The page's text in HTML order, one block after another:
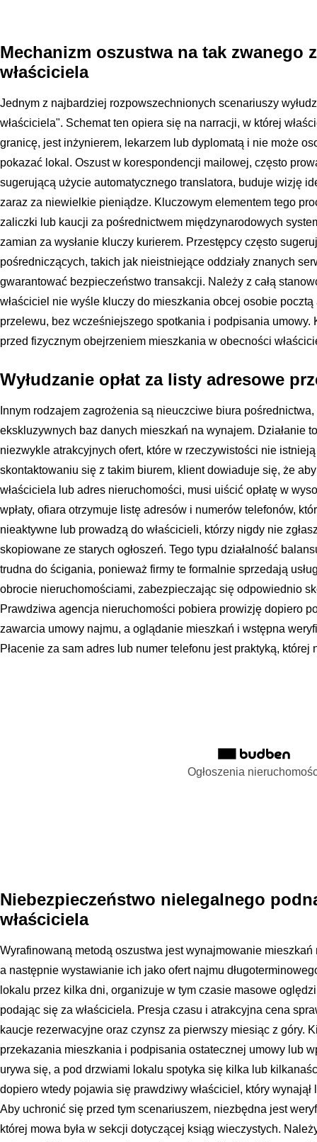
Mechanizm oszustwa na tak zwanego
właściciela
Jednym z najbardziej rozpowszechnionych scenariuszy
właściciela". Schemat ten opiera się na narracji, w której
granicę, jest inżynierem, lekarzem lub dyplomatą i nie może
pokazać lokal. Oszust w korespondencji mailowej, często
sugerującą użycie automatycznego translatora, buduje wizję
zaraz za niewielkie pieniądze. Kluczowym elementem tego
zaliczki lub kaucji za pośrednictwem międzynarodowych
zamian za wysłanie kluczy kurierem. Przestępcy często
pośredniczących, takich jak nieistniejące oddziały znanych
gwarantować bezpieczeństwo transakcji. Należy z całą
właściciel nie wyśle kluczy do mieszkania obcej osobie
przelewu, bez wcześniejszego spotkania i podpisania umowy.
przed fizycznym obejrzeniem mieszkania w obecności
Wyłudzanie opłat za listy adresowe
Innym rodzajem zagrożenia są nieuczciwe biura
ekskluzywnych baz danych mieszkań na wynajem. Działanie
niezwykle atrakcyjnych ofert, które w rzeczywistości nie
skontaktowaniu się z takim biurem, klient dowiaduje się, że
właściciela lub adres nieruchomości, musi uiścić opłatę w
wpłaty, ofiara otrzymuje listę adresów i numerów telefonów,
nieaktywne lub prowadzą do właścicieli, którzy nigdy nie
skopiowane ze starych ogłoszeń. Tego typu działalność
trudna do ścigania, ponieważ firmy te formalnie sprzedają
obrocie nieruchomościami, zabezpieczając się odpowiednio
Prawdziwa agencja nieruchomości pobiera prowizję dopiero
zawarcia umowy najmu, a oglądanie mieszkań i wstępna
Płacenie za sam adres lub numer telefonu jest praktyką,
Ogłoszenia
Niebezpieczeństwo nielegalnego
właściciela
Wyrafinowaną metodą oszustwa jest wynajmowanie mieszkań
a następnie wystawianie ich jako ofert najmu
lokalu przez kilka dni, organizuje w tym czasie masowe
podając się za właściciela. Presja czasu i atrakcyjna cena
kaucje rezerwacyjne oraz czynsz za pierwszy miesiąc z góry.
przekazania mieszkania i podpisania ostatecznej umowy lub
urywa się, a pod drzwiami lokalu spotyka się kilka lub
dopiero wtedy pojawia się prawdziwy właściciel, który
Aby uchronić się przed tym scenariuszem, niezbędna jest
której mowa była w sekcji dotyczącej ksiąg wieczystych.